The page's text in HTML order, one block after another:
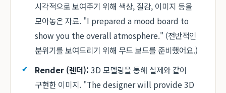
시각적으로 보여주기 위해 색상, 질감, 이미지 등을
모아놓은 자료. "I prepared a mood board to
show you the overall atmosphere." (전반적인
분위기를 보여드리기 위해 무드 보드를 준비했어요.)
Render (렌더): 3D 모델링을 통해 실제와 같이
구현한 이미지. "The designer will provide 3D